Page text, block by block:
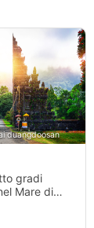
duangdoosan
gradi
Mare di